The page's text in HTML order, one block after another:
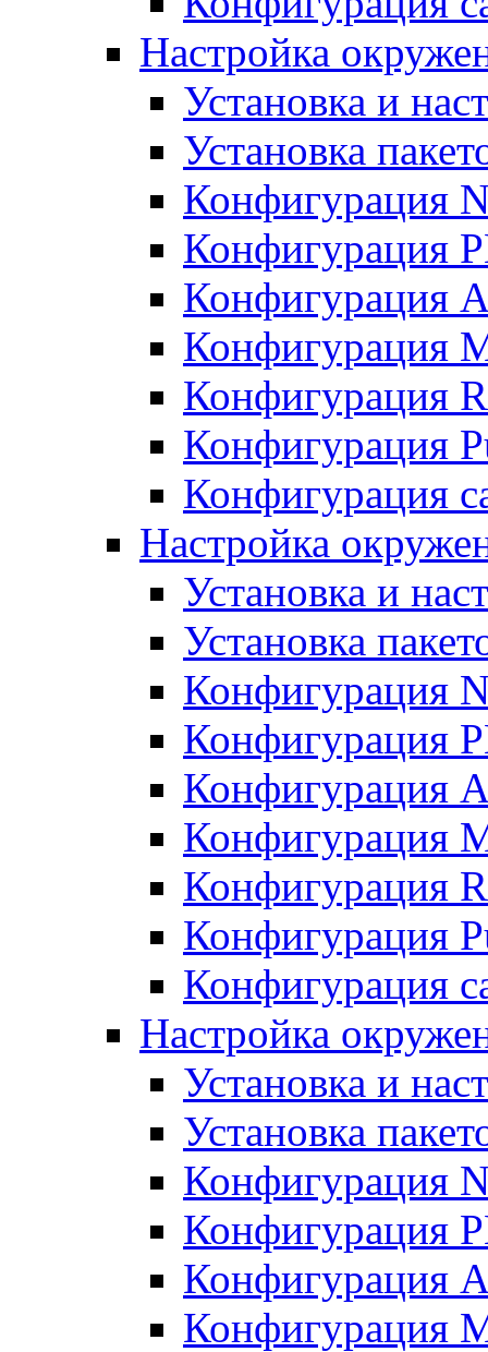
Настройка
Установка и
Установка
Конфигурация
Конфигурация
Конфигурация
Конфигурация
Конфигурация
Конфигурация
Конфигурация
Настройка
Установка и
Установка
Конфигурация
Конфигурация
Конфигурация
Конфигурация
Конфигурация
Конфигурация
Конфигурация
Настройка
Установка и
Установка
Конфигурация
Конфигурация
Конфигурация
Конфигурация